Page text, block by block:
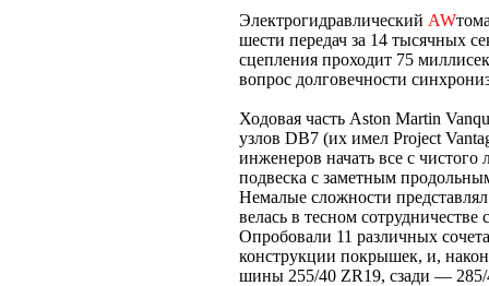
Электрогидравлический AW
шести передач за 14 тысячных
сцепления проходит 75
вопрос долговечности
Ходовая часть Aston Martin
узлов DB7 (их имел Project
инженеров начать все с чистого
подвеска с заметным
Немалые сложности
велась в тесном
Опробовали 11 различных
конструкции покрышек, и,
шины 255/40 ZR19, сзади — 285/